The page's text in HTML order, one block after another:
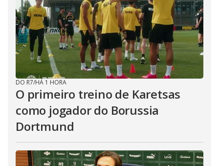
DO R7/HÁ 1 HORA
O primeiro treino de Karetsas
como jogador do Borussia
Dortmund